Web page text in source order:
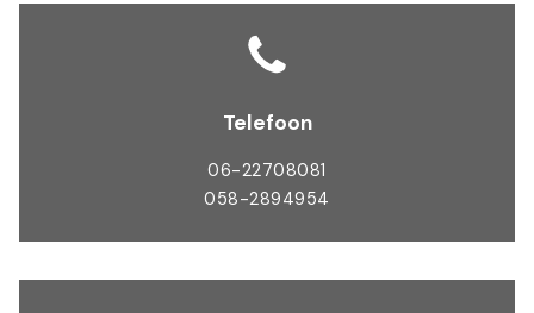
Telefoon
06-22708081
058-2894954